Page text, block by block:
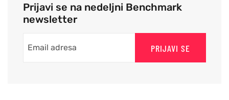
Prijavi se na nedeljni Benchmark
newsletter
PRIJAVI SE